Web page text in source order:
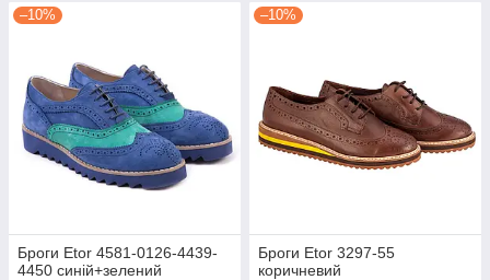
–10%
Броги Etor 4581-0126-4439-
4450 синій+зелений
–10%
Броги Etor 3297-55
коричневий